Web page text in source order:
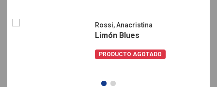
Rossi, Anacristina
Limón Blues
PRODUCTO AGOTADO